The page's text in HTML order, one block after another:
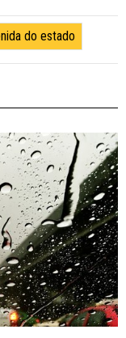
do estado